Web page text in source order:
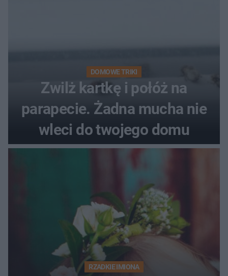
DOMOWE TRIKI
Zwilż kartkę i połóż na
parapecie. Żadna mucha nie
wleci do twojego domu
RZADKIE IMIONA